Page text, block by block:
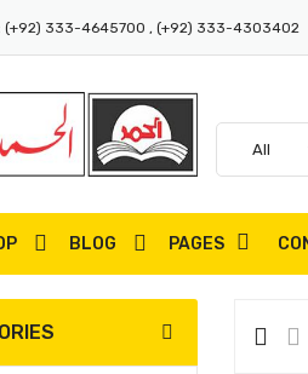
(+92) 333-4645700 , (+92) 333-4303402
BLOG PAGES